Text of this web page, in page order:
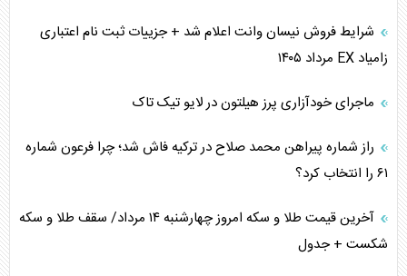
اهمیت راهبردی اردن برای آمریکا
پیام، ظرفیت بالفعل‌نشده تجارت ایران
همسویی عربستان با سنتکام علیه متحدان ایران
ترامپ و توهم خلع سلاح حماس
شرایط فروش نیسان وانت اعلام شد + جزییات ثبت نام اعتباری
زامیاد EX مرداد ۱۴۰۵
ماجرای خودآزاری پرز هیلتون در لایو تیک تاک
راز شماره پیراهن محمد صلاح در ترکیه فاش شد؛ چرا فرعون شماره
۶۱ را انتخاب کرد؟
آخرین قیمت طلا و سکه امروز چهارشنبه ۱۴ مرداد/ سقف طلا و سکه
شکست + جدول